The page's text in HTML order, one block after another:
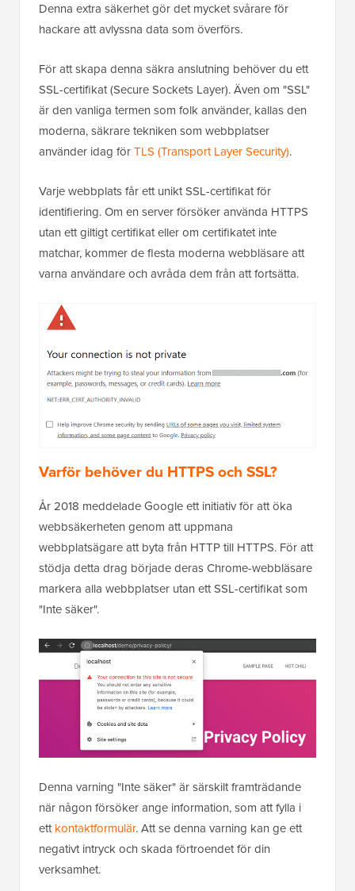
Denna extra säkerhet gör det mycket svårare för
hackare att avlyssna data som överförs.
För att skapa denna säkra anslutning behöver du ett
SSL-certifikat (Secure Sockets Layer). Även om "SSL"
är den vanliga termen som folk använder, kallas den
moderna, säkrare tekniken som webbplatser
använder idag förTLS (Transport Layer Security).
Varje webbplats får ett unikt SSL-certifikat för
identifiering. Om en server försöker använda HTTPS
utan ett giltigt certifikat eller om certifikatet inte
matchar, kommer de flesta moderna webbläsare att
varna användare och avråda dem från att fortsätta.
Varför behöver du HTTPS och SSL?
År 2018 meddelade Google ett initiativ för att öka
webbsäkerheten genom att uppmana
webbplatsägare att byta från HTTP till HTTPS. För att
stödja detta drag började deras Chrome-webbläsare
markera alla webbplatser utan ett SSL-certifikat som
"Inte säker".
Denna varning "Inte säker" är särskilt framträdande
när någon försöker ange information, som att fylla i
ettkontaktformulär. Att se denna varning kan ge ett
negativt intryck och skada förtroendet för din
verksamhet.